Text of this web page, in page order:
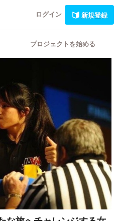
ログイン 新規登録
プロジェクトを始める